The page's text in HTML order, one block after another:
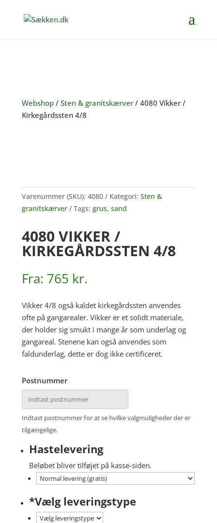
Webshop/ Sten & granitskærver/ 4080 Vikker /
Kirkegårdssten 4/8
Varenummer (SKU): 4080 Kategori: Sten &
granitskærver
Tags: grus, sand
4080 VIKKER /
KIRKEGÅRDSSTEN 4/8
Fra: 765 kr.
Vikker 4/8 også kaldet kirkegårdssten anvendes
ofte på gangarealer. Vikker er et solidt materiale,
der holder sig smukt i mange år som underlag og
gangareal. Stenene kan også anvendes som
faldunderlag, dette er dog ikke certificeret.
Postnummer
Indtast postnummer for at se hvilke valgmuligheder der er
tilgængelige.
Hastelevering
Beløbet bliver tilføjet på kasse-siden.
*Vælg leveringstype